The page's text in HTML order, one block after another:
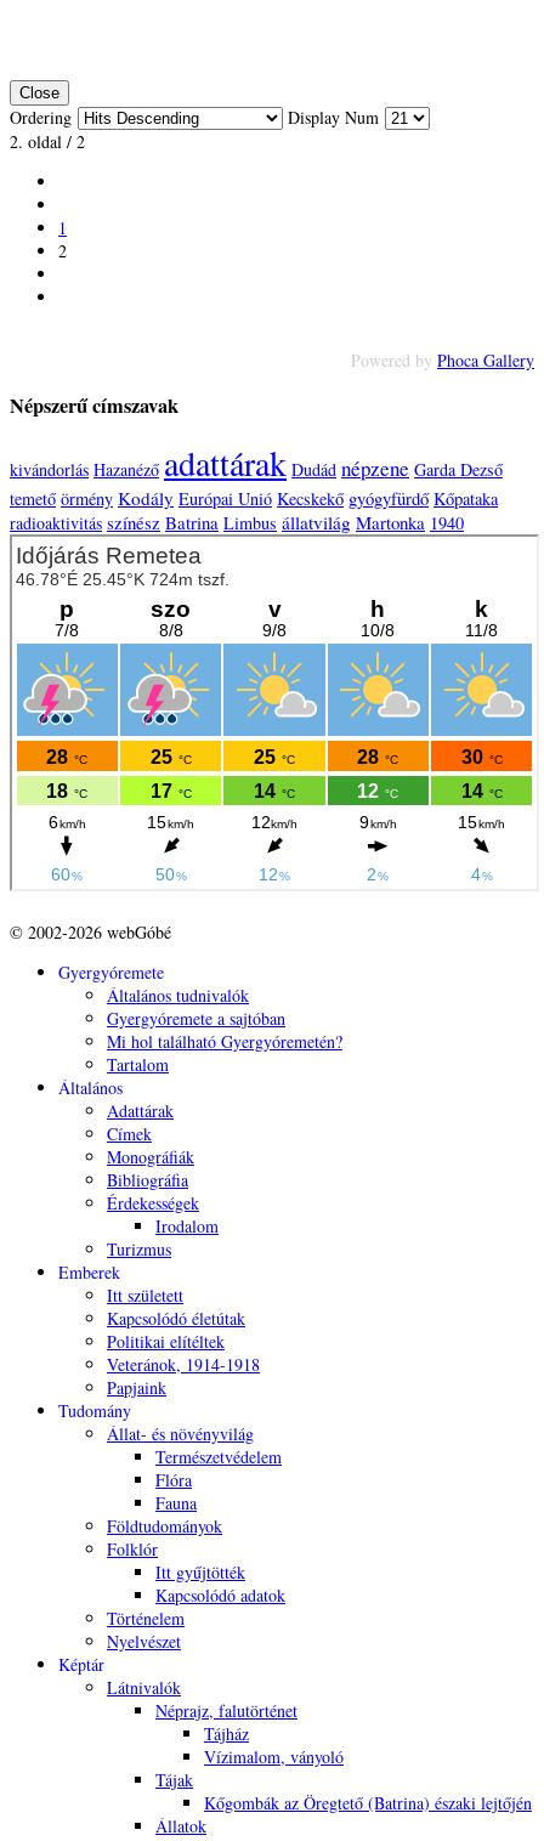
Close
Ordering
Display Num
2. oldal / 2
1
2
Powered by Phoca Gallery
Népszerű címszavak
kivándorlás Hazanéző adattárak Dudád népzene Garda Dezső
temető örmény Kodály Európai Unió Kecskekő gyógyfürdő Kőpataka
radioaktivitás színész Batrina Limbus állatvilág Martonka 1940
© 2002-2026 webGóbé
Gyergyóremete
Általános tudnivalók
Gyergyóremete a sajtóban
Mi hol található Gyergyóremetén?
Tartalom
Általános
Adattárak
Címek
Monográfiák
Bibliográfia
Érdekességek
Irodalom
Turizmus
Emberek
Itt született
Kapcsolódó életútak
Politikai elítéltek
Veteránok, 1914-1918
Papjaink
Tudomány
Állat- és növényvilág
Természetvédelem
Flóra
Fauna
Földtudományok
Folklór
Itt gyűjtötték
Kapcsolódó adatok
Történelem
Nyelvészet
Képtár
Látnivalók
Néprajz, falutörténet
Tájház
Vízimalom, ványoló
Tájak
Kőgombák az Öregtető (Batrina) északi lejtőjén
Állatok